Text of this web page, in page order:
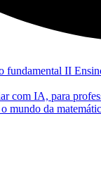
fundamental II
com IA, para
mundo da